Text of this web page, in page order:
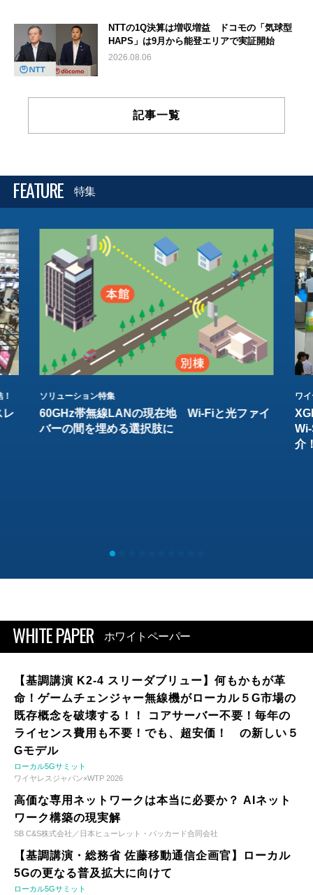
NTTの1Q決算は増収増益 ドコモの「気球型
HAPS」は9月から能登エリアで実証開始
2026.08.06
記事一覧
FEATURE 特集
レ
ソリューション特集
60GHz帯無線LANの現在地 Wi-Fiと光ファイ
バーの間を埋める選択肢に
ワ
介
WHITE PAPER ホワイトペーパー
【基調講演 K2-4 スリーダブリュー】何もかもが革
命！ゲームチェンジャー無線機がローカル５G市場の
既存概念を破壊する！！ コアサーバー不要！毎年の
ライセンス費用も不要！でも、超安価！ の新しい５
Gモデル
ローカル5Gサミット
ワイヤレスジャパン×WTP 2026
高価な専用ネットワークは本当に必要か？ AIネット
ワーク構築の現実解
SB C&S株式会社／日本ヒューレット・パッカード合同会社
【基調講演・総務省 佐藤移動通信企画官】ローカル
5Gの更なる普及拡大に向けて
ローカル5Gサミット